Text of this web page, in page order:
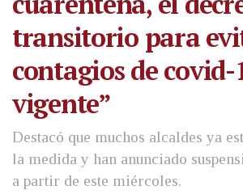
transitorio para
contagios de covid-
vigente”
Destacó que muchos alcaldes ya
la medida y han anunciado
a partir de este miércoles.